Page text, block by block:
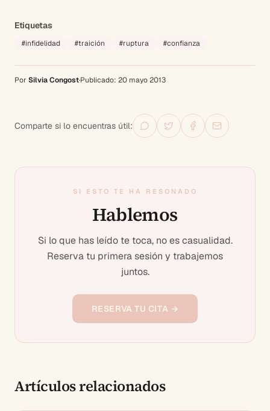
Etiquetas
#infidelidad #traición #ruptura #confianza
Por Silvia Congost·Publicado: 20 mayo 2013
Comparte si lo encuentras útil:
SI ESTO TE HA RESONADO
Hablemos
Si lo que has leído te toca, no es casualidad.
Reserva tu primera sesión y trabajemos
juntos.
RESERVA TU CITA →
Artículos relacionados